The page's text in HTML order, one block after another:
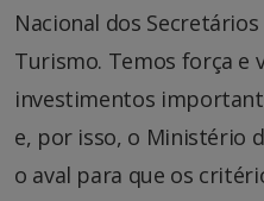
Nacional dos
Turismo. Temos força e
investimentos
e, por isso, o Ministério
o aval para que os